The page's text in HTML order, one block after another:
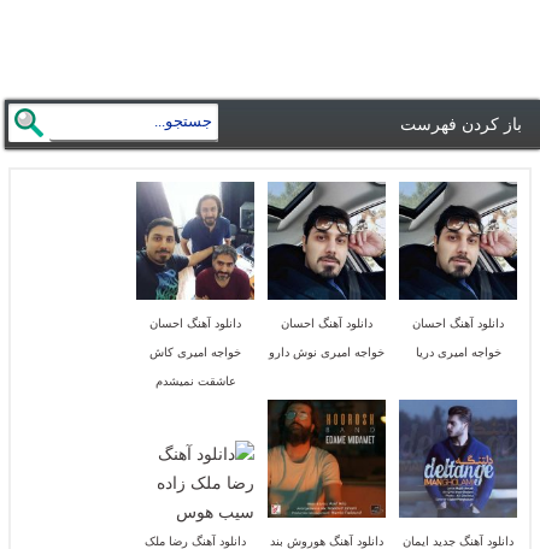
باز کردن فهرست
دانلود آهنگ احسان
خواجه امیری دریا
دانلود آهنگ احسان
خواجه امیری نوش دارو
دانلود آهنگ احسان
خواجه امیری کاش
عاشقت نمیشدم
دانلود آهنگ جدید ایمان دانلود آهنگ هوروش بند دانلود آهنگ رضا ملک